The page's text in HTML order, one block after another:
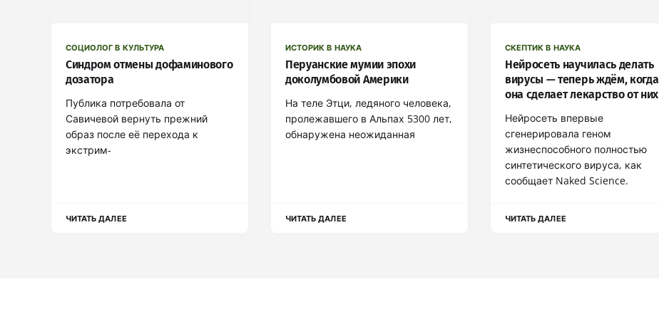
СОЦИОЛОГ В КУЛЬТУРА
Синдром отмены дофаминового
дозатора
Публика потребовала от
Савичевой вернуть прежний
образ после её перехода к
экстрим-
ЧИТАТЬ ДАЛЕЕ
ИСТОРИК В НАУКА
Перуанские мумии эпохи
доколумбовой Америки
На теле Этци, ледяного человека,
пролежавшего в Альпах 5300 лет,
обнаружена неожиданная
ЧИТАТЬ ДАЛЕЕ
СКЕПТИК В НАУКА
Нейросеть научилась делать
вирусы — теперь ждём, когда
она сделает лекарство от них
Нейросеть впервые
сгенерировала геном
жизнеспособного полностью
синтетического вируса, как
сообщает Naked Science.
ЧИТАТЬ ДАЛЕЕ